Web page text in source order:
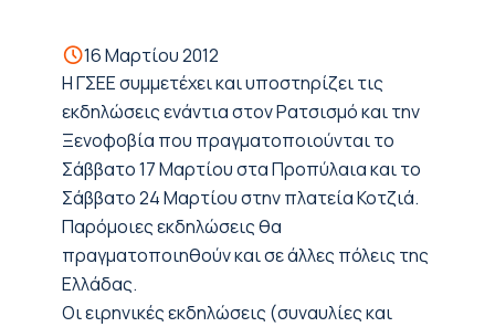
16 Μαρτίου 2012
Η ΓΣΕΕ συμμετέχει και υποστηρίζει τις
εκδηλώσεις ενάντια στον Ρατσισμό και την
Ξενοφοβία που πραγματοποιούνται το
Σάββατο 17 Μαρτίου στα Προπύλαια και το
Σάββατο 24 Μαρτίου στην πλατεία Κοτζιά.
Παρόμοιες εκδηλώσεις θα
πραγματοποιηθούν και σε άλλες πόλεις της
Ελλάδας.
Οι ειρηνικές εκδηλώσεις (συναυλίες και